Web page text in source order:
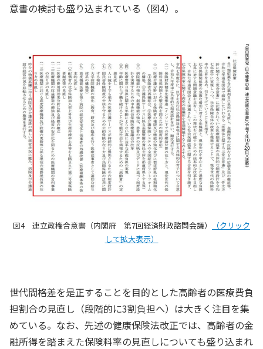
意書の検討も盛り込まれている（図4）。
図4 連立政権合意書（内閣府 第7回経済財政諮問会議）
（クリック
して拡大表示）
世代間格差を是正することを目的とした高齢者の医療費負
担割合の見直し（段階的に3割負担へ）は大きく注目を集
めている。なお、先述の健康保険法改正では、高齢者の金
融所得を踏まえた保険料率の見直しについても盛り込まれ